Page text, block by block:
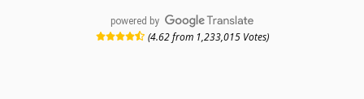
powered by
(4.62 from 1,233,015 Votes)